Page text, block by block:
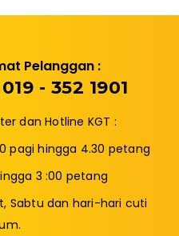
be published.
Pelanggan :
- 352 1901
dan Hotline KGT :
pagi hingga 4.30 petang
3 :00 petang
Sabtu dan hari-hari cuti